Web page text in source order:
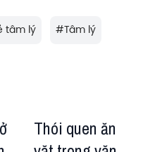
tâm lý #Tâm lý
Thói quen ăn